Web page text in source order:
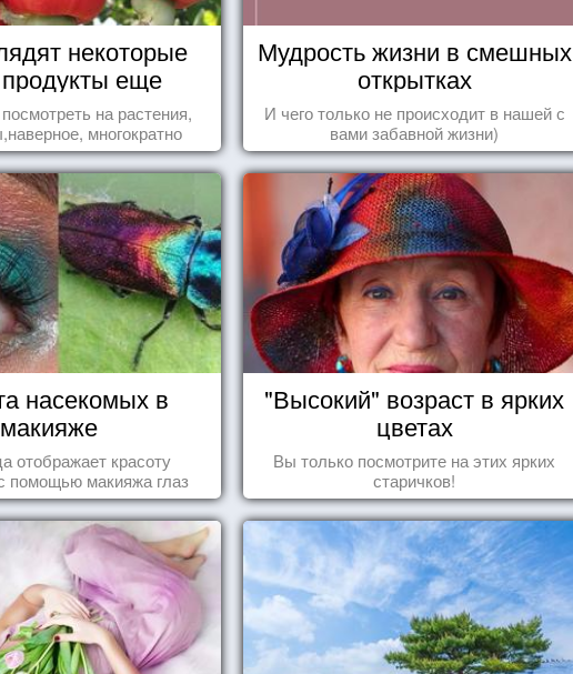
некоторые
еще
на растения,
многократно
не представляли
их в пищу.
Мудрость жизни в смешных
открытках
И чего только не происходит в нашей с
вами забавной жизни)
насекомых в
макияже
отображает красоту
помощью макияжа глаз
"Высокий" возраст в ярких
цветах
Вы только посмотрите на этих ярких
старичков!